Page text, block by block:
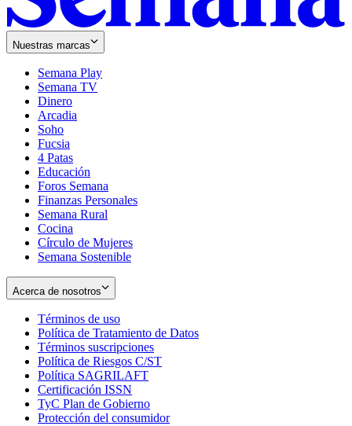
Nuestras marcas
Semana Play
Semana TV
Dinero
Arcadia
Soho
in
new
window
Fucsia
in
new
window
4 Patas
Educación
Foros Semana
Finanzas Personales
Semana Rural
Cocina
Círculo de Mujeres
Semana Sostenible
Acerca de nosotros
Términos de uso
in
new
window
Política de Tratamiento de Datos
Términos suscripciones
in
Política de Riesgos C/ST
Política SAGRILAFT
new
window
Certificación ISSN
in
new
TyC Plan de Gobierno
in
Protección del consumidorOpens